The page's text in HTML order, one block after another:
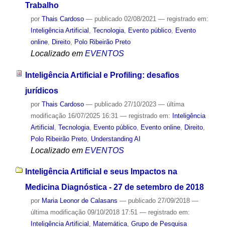
Trabalho
por Thais Cardoso — publicado02/08/2021 — registrado em:
Inteligência Artificial
Tecnologia, Evento público,
Evento
online, Direito, Polo Ribeirão Preto
Localizado em EVENTOS
Inteligência Artificial e Profiling: desafios
jurídicos
por Thais Cardoso — publicado27/10/2023 — última
modificação16/07/2025 16:31 — registrado em: Inteligência
Artificial Tecnologia, Evento público, Evento online, Direito,
Polo Ribeirão Preto, Understanding AI
Localizado em EVENTOS
Inteligência Artificial e seus Impactos na
Medicina Diagnóstica - 27 de setembro de 2018
por Maria Leonor de Calasans — publicado27/09/2018 —
última modificação09/10/2018 17:51 — registrado em:
Inteligência Artificial , Matemática, Grupo de Pesquisa